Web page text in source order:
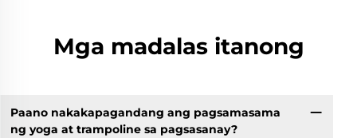
Mga madalas itanong
Paano nakakapagandang ang pagsamasama
ng yoga at trampoline sa pagsasanay?